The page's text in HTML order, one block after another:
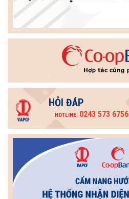
HỎI ĐÁP
HOTLINE: 0243 573 6756